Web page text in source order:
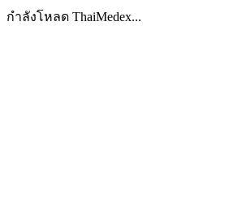
กำลังโหลด ThaiMedex...